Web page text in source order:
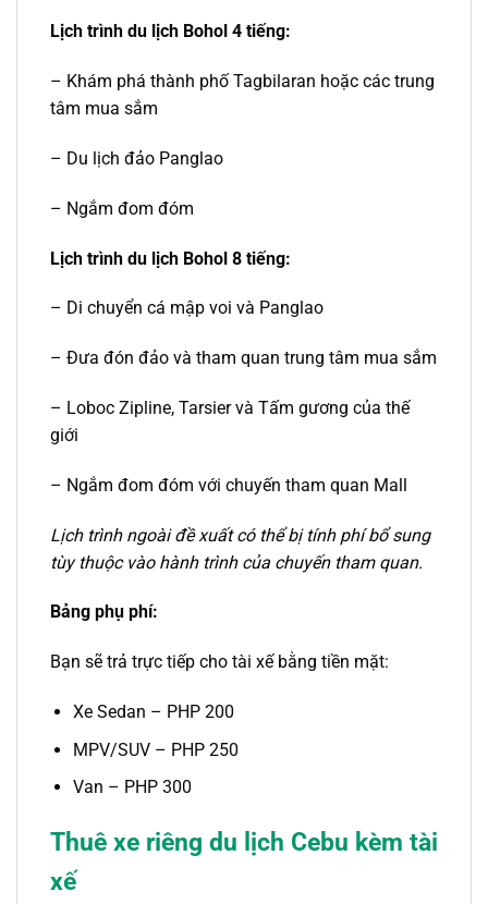
Lịch trình du lịch Bohol 4 tiếng:
– Khám phá thành phố Tagbilaran hoặc các trung
tâm mua sắm
– Du lịch đảo Panglao
– Ngắm đom đóm
Lịch trình du lịch Bohol 8 tiếng:
– Di chuyển cá mập voi và Panglao
– Đưa đón đảo và tham quan trung tâm mua sắm
– Loboc Zipline, Tarsier và Tấm gương của thế
giới
– Ngắm đom đóm với chuyến tham quan Mall
Lịch trình ngoài đề xuất có thể bị tính phí bổ sung
tùy thuộc vào hành trình của chuyến tham quan.
Bảng phụ phí:
Bạn sẽ trả trực tiếp cho tài xế bằng tiền mặt:
Xe Sedan – PHP 200
MPV/SUV – PHP 250
Van – PHP 300
Thuê xe riêng du lịch Cebu kèm tài
xế